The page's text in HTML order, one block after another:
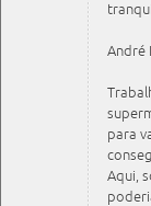
André
para
Aqui,